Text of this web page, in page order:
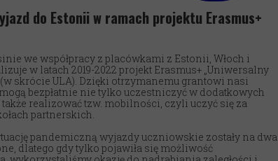
we współpracy z placówkami z Estonii, Włoch i
w latach 2019-2022 projekt Erasmus+ „Uniwersalny
(w skrócie ULA). Dzięki otrzymanemu grantowi nasi
bezpłatnie nie tylko uczestniczyć w dodatkowych
także realizować tzw. mobilności, czyli uczyć się za
partnerskich.
pandemiczną wyjazdy uczniowskie zostały na dwa
dlatego gdy tylko pojawiła się możliwość
do Estonii w ramach projektu Erasmus+
roku szkolnego
i uroczystości
jest SUPER!
Klasy dwujęzyczne
zawodowe
Procedura bezpieczeństwa/Covid-19
Deklaracja dostępności
Standardy Ochrony Małoletnich